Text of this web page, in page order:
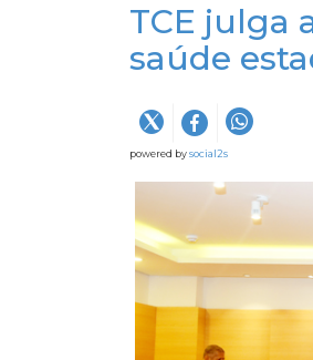
TCE julga
saúde
powered bysocial2s